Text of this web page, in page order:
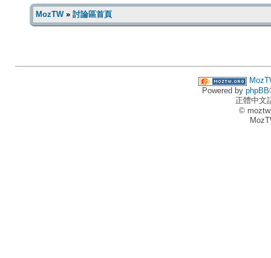
MozTW» 討論區首頁
Powered by phpBB
正體中文
©